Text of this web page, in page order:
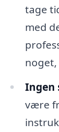
tage
med
Ingen
være